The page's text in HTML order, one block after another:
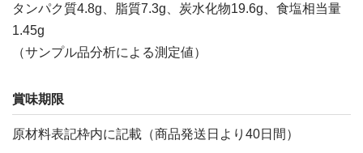
タンパク質4.8g、脂質7.3g、炭水化物19.6g、食塩相当量
1.45g
（サンプル品分析による測定値）
賞味期限
原材料表記枠内に記載（商品発送日より40日間）